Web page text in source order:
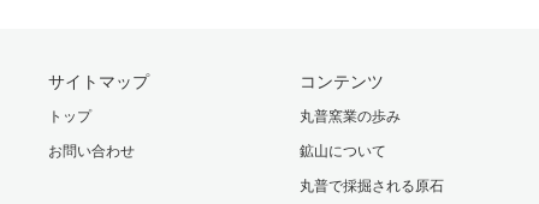
サイトマップ
トップ
お問い合わせ
コンテンツ
丸普窯業の歩み
鉱山について
丸普で採掘される原石